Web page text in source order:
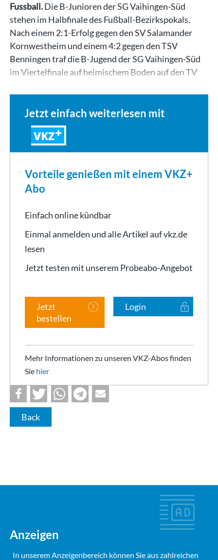
Fussball.Die B-Junioren der SG Vaihingen-Süd
stehen im Halbfinale des Fußball-Bezirkspokals.
Nach einem 2:1-Erfolg gegen den SV Salamander
Kornwestheim und einem 4:2 gegen den TSV
Benningen traf die B-Jugend der SG Vaihingen-Süd
im Viertelfinale auf heimischem Boden auf den TV
Jetzt einfach weiterlesen mit
VKZ
Vorteile genießen mit einem VKZ+
Abo
Einfach online kündbar
Einmal anmelden und alle Artikel auf vkz.de
lesen
Jetzt testen mit unserem Probeabo-Angebot
Jetzt
bestellen
Login
Mehr Informationen zu unseren VKZ-Abos finden
Sie hier
Back
Anzeigen
In unserem Anzeigenbereich können Sie aus zahlreichen